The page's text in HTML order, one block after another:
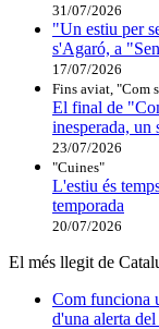
31/07/2026
"Un estiu per
s'Agaró, a
17/07/2026
Fins aviat, "Com
El final de
inesperada, un
23/07/2026
"Cuines"
L'estiu és
temporada
20/07/2026
El més llegit de
Com funciona
d'una alerta del